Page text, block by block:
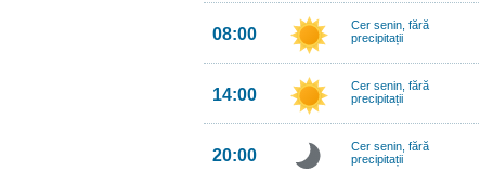
08:00
Cer senin, fără
precipitații
14:00
Cer senin, fără
precipitații
20:00
Cer senin, fără
precipitații